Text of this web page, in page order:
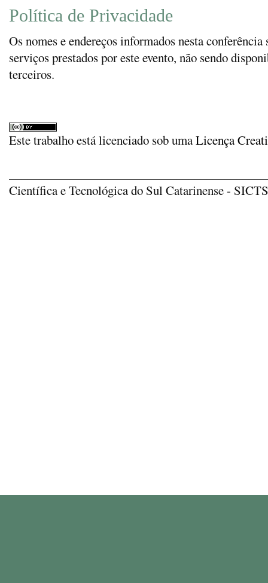
Política de Privacidade
Os nomes e endereços informados nesta
serviços prestados por este evento, não sendo
terceiros.
Este trabalho está licenciado sob umaLicença
Científica e Tecnológica do Sul Catarinense -